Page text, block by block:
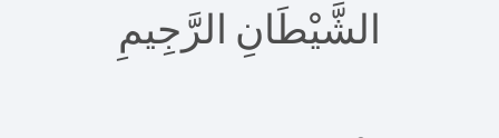
الشَّيْطَانِ الرَّجِيمِ